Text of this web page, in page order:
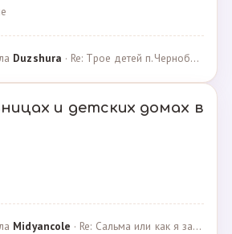
Duzshura · Re: Трое детей п.Черноборский Чесменский район. · 27.06.2024
и детских домах в
Midyancole · Re: Сальма или как я захотела помочь взросым сиротам · 16.12.2019